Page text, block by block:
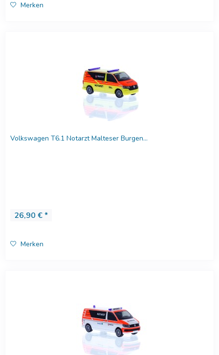
Merken
Volkswagen T6.1 Notarzt Malteser Burgen...
26,90 € *
Merken